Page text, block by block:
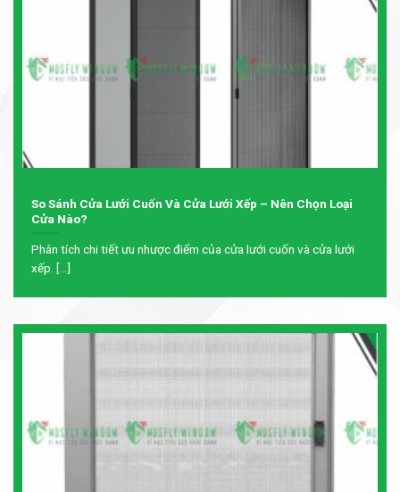
So Sánh Cửa Lưới Cuốn Và Cửa Lưới Xếp – Nên Chọn Loại
Cửa Nào?
Phân tích chi tiết ưu nhược điểm của cửa lưới cuốn và cửa lưới
xếp. [...]